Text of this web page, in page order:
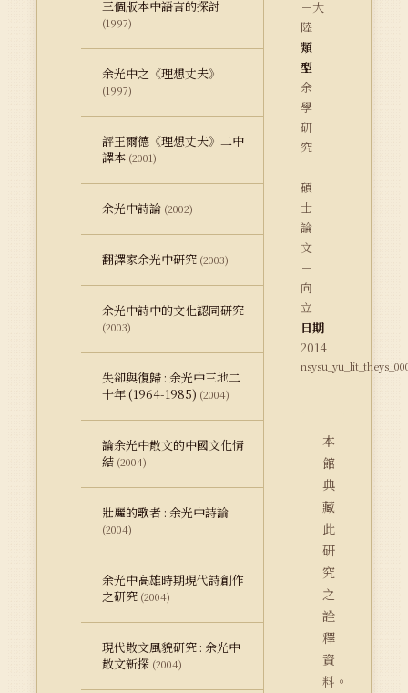
三個版本中語言的探討
(1997)
余光中之《理想丈夫》
(1997)
評王爾德《理想丈夫》二中
譯本 (2001)
余光中詩論 (2002)
翻譯家余光中研究 (2003)
余光中詩中的文化認同研究
(2003)
失卻與復歸 : 余光中三地二
十年 (1964-1985) (2004)
論余光中散文的中國文化情
結 (2004)
壯麗的歌者 : 余光中詩論
(2004)
余光中高雄時期現代詩創作
之研究 (2004)
現代散文風貌研究 : 余光中
散文新探 (2004)
－大
陸
類
型
余
學
研
究
－
碩
士
論
文
－
向
立
日期
2014
本
館
典
藏
此
研
究
之
詮
釋
資
料。